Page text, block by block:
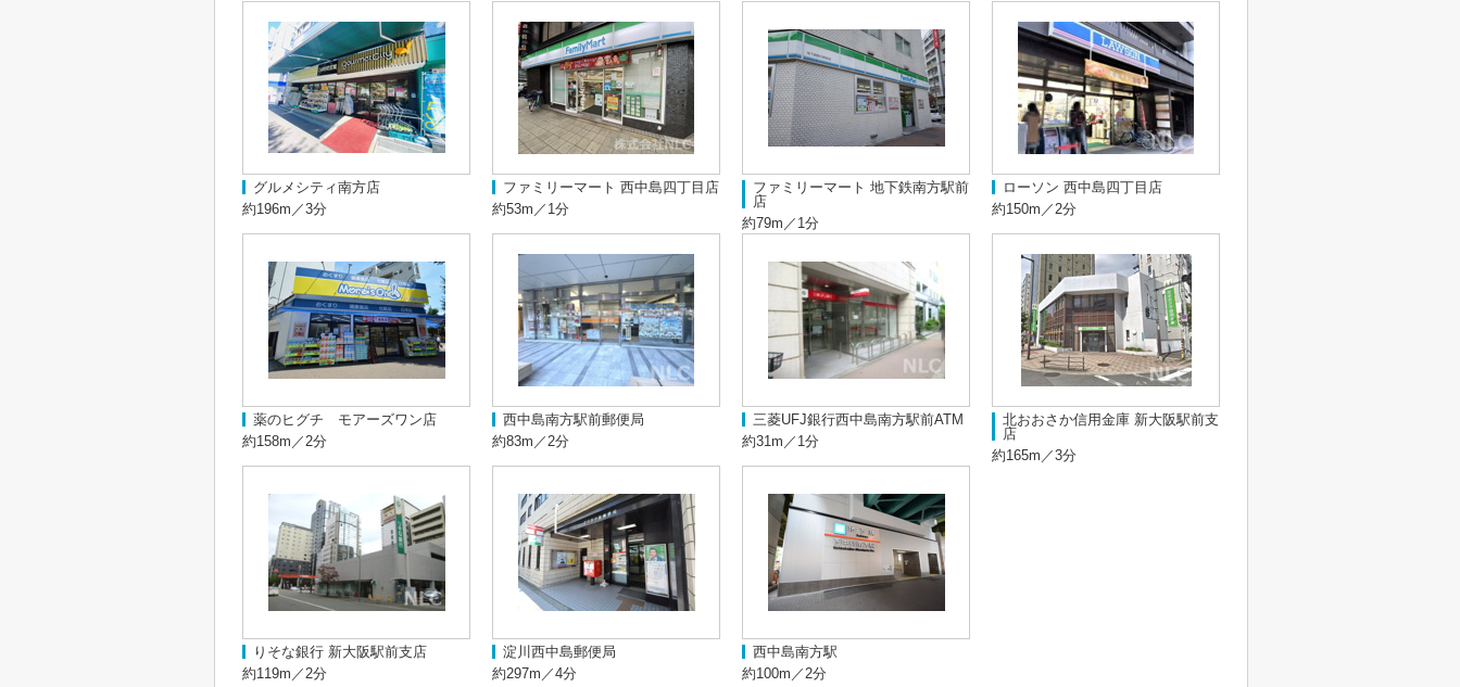
グルメシティ南方店
約196m／3分
ファミリーマート 西中島四丁目店
約53m／1分
ファミリーマート 地下鉄南方駅前
店
約79m／1分
ローソン 西中島四丁目店
約150m／2分
薬のヒグチ モアーズワン店
約158m／2分
西中島南方駅前郵便局
約83m／2分
三菱UFJ銀行西中島南方駅前ATM
約31m／1分
北おおさか信用金庫 新大阪駅前支
店
約165m／3分
りそな銀行 新大阪駅前支店
約119m／2分
淀川西中島郵便局
約297m／4分
西中島南方駅
約100m／2分